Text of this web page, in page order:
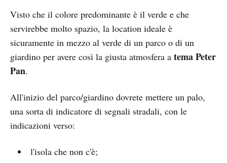
Visto che il colore predominante è il verde e che
servirebbe molto spazio, la location ideale è
sicuramente in mezzo al verde di un parco o di un
giardino per avere così la giusta atmosfera a tema Peter
Pan.
All'inizio del parco/giardino dovrete mettere un palo,
una sorta di indicatore di segnali stradali, con le
indicazioni verso:
l'isola che non c'è;